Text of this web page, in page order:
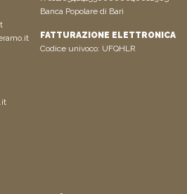
Banca Popolare di Bari
FATTURAZIONE ELETTRONICA
Codice univoco: UFQHLR